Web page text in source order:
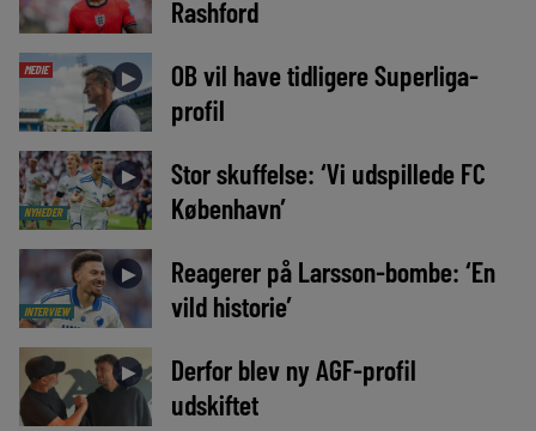
Rashford
MEDIE ►
OB vil have tidligere Superliga-
profil
NYHEDER
►
Stor skuffelse: ‘Vi udspillede FC
København’
INTERVIEW
►
Reagerer på Larsson-bombe: ‘En
vild historie’
►
Derfor blev ny AGF-profil
udskiftet